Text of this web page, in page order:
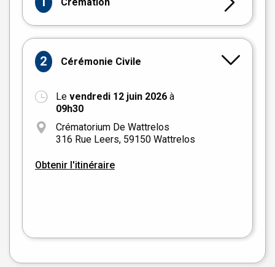
2 Cérémonie Civile
Le vendredi 12 juin 2026 à
09h30
Crématorium De Wattrelos
316 Rue Leers, 59150 Wattrelos
Obtenir l'itinéraire